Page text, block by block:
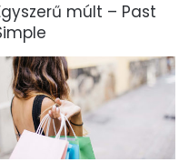
múlt – Past